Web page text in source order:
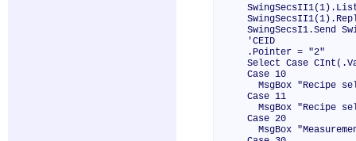
SwingSecsII1(1).List
SwingSecsI1.Send
'CEID
.Pointer = "2"
Select Case
Case 10
MsgBox "Recipe
Case 11
MsgBox "Recipe
Case 20
MsgBox